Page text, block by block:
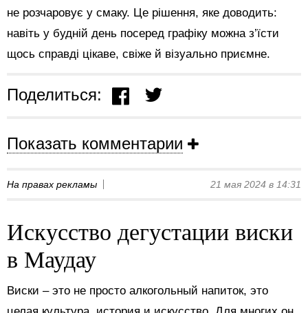
не розчаровує у смаку. Це рішення, яке доводить:
навіть у будній день посеред графіку можна з’їсти
щось справді цікаве, свіже й візуально приємне.
Поделиться:
Показать комментарии
На правах рекламы 21 мая 2024 в 14:31
Искусство дегустации виски
в Маудау
Виски – это не просто алкогольный напиток, это